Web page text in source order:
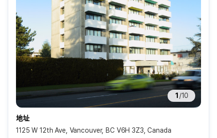
1 /10
地址
1125 W 12th Ave, Vancouver, BC V6H 3Z3, Canada